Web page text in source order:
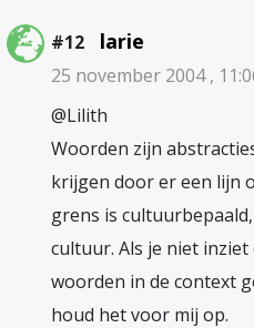
#12 larie
25 november 2004 ,
@Lilith
Woorden zijn
krijgen door er een lijn
grens is cultuurbepaald,
cultuur. Als je niet
woorden in de context
houd het voor mij op.